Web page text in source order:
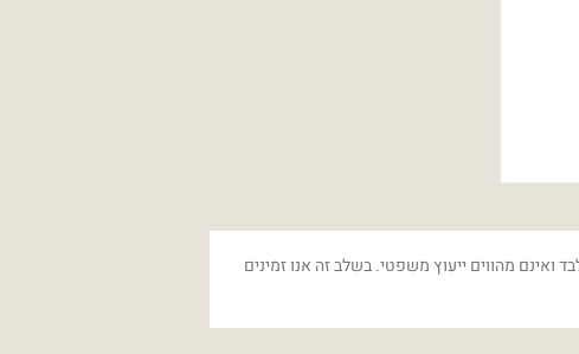
ואינם מהווים ייעוץ משפטי. בשלב זה אנו זמינים